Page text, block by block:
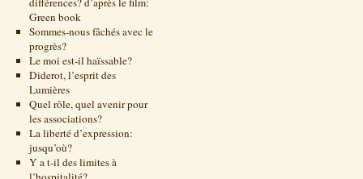
Green book
Sommes-nous fâchés avec le
progrès?
Le moi est-il haïssable?
Diderot, l’esprit des
Lumières
Quel rôle, quel avenir pour
les associations?
La liberté d’expression:
jusqu’où?
Y a t-il des limites à